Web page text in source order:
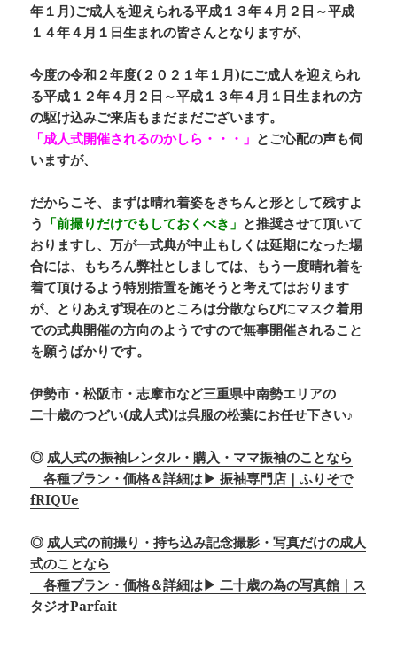
年１月)ご成人を迎えられる平成１３年４月２日～平成
１４年４月１日生まれの皆さんとなりますが、
今度の令和２年度(２０２１年１月)にご成人を迎えられ
る平成１２年４月２日～平成１３年４月１日生まれの方
の駆け込みご来店もまだまだございます。
「成人式開催されるのかしら・・・」 とご心配の声も伺
いますが、
だからこそ、まずは晴れ着姿をきちんと形として残すよ
う 「前撮りだけでもしておくべき」 と推奨させて頂いて
おりますし、万が一式典が中止もしくは延期になった場
合には、もちろん弊社としましては、もう一度晴れ着を
着て頂けるよう特別措置を施そうと考えてはおります
が、とりあえず現在のところは分散ならびにマスク着用
での式典開催の方向のようですので無事開催されること
を願うばかりです。
伊勢市・松阪市・志摩市など三重県中南勢エリアの
二十歳のつどい(成人式)は呉服の松葉にお任せ下さい♪
◎成人式の振袖レンタル・購入・ママ振袖のことなら
各種プラン・価格＆詳細は▶ 振袖専門店｜ふりそで
fRIQUe
◎成人式の前撮り・持ち込み記念撮影・写真だけの成人
式のことなら
各種プラン・価格＆詳細は▶ 二十歳の為の写真館｜ス
タジオParfait